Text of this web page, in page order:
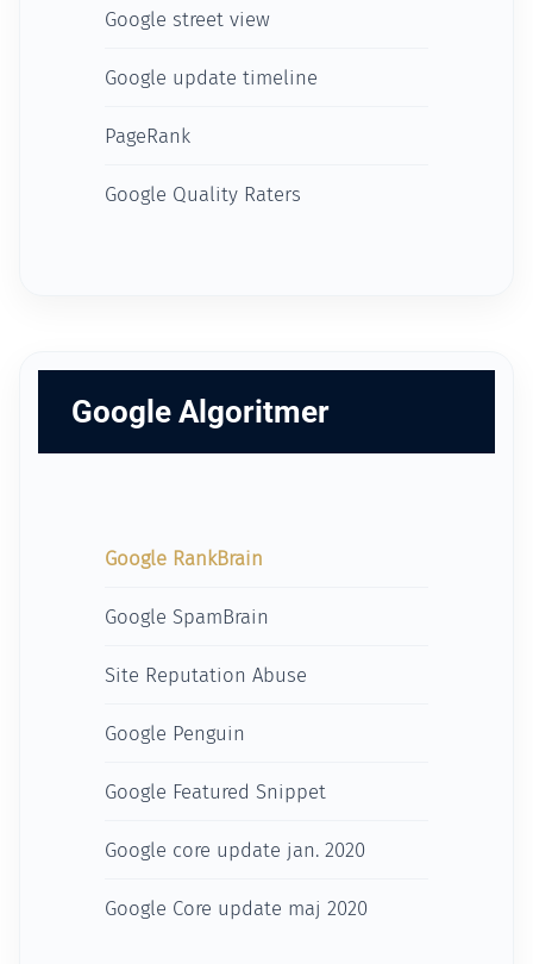
Google street view
Google update timeline
PageRank
Google Quality Raters
Google Algoritmer
Google RankBrain
Google SpamBrain
Site Reputation Abuse
Google Penguin
Google Featured Snippet
Google core update jan. 2020
Google Core update maj 2020